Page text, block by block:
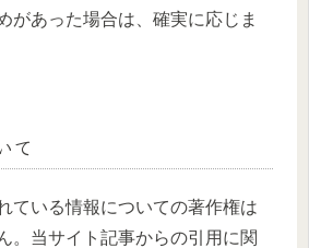
があった場合は、確実に応じま
て
ている情報についての著作権は
。当サイト記事からの引用に関